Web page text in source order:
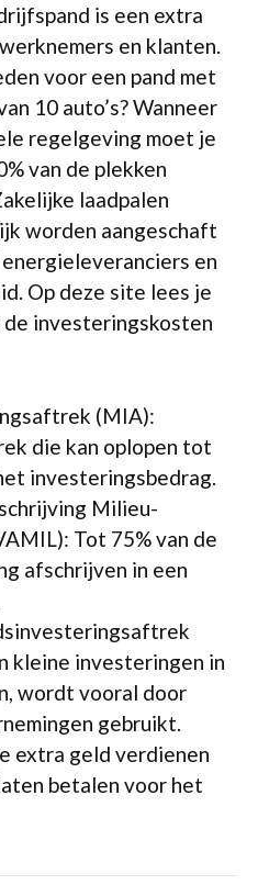
is een extra
en klanten.
voor een pand met
10 auto’s? Wanneer
regelgeving moet je
van de plekken
laadpalen
worden aangeschaft
en
Op deze site lees je
investeringskosten
(MIA):
die kan oplopen tot
investeringsbedrag.
Milieu-
Tot 75% van de
afschrijven in een
kleine investeringen in
wordt vooral door
gebruikt.
extra geld verdienen
betalen voor het